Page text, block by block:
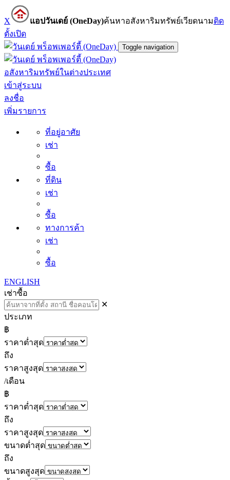
X แอปวันเดย์ (OneDay)ค้นหาอสังหาริมทรัพย์เวียดนามติด
ตั้งเปิด
Toggle navigation
อสังหาริมทรัพย์ในต่างประเทศ
เข้าสู่ระบบ
ลงชื่อ
เพิ่มรายการ
ที่อยู่อาศัย
เช่า
ซื้อ
ที่ดิน
เช่า
ซื้อ
ทางการค้า
เช่า
ซื้อ
ENGLISH
เช่าซื้อ
✕
ประเภท
฿
ราคาต่ำสุด
ถึง
ราคาสูงสุด
/เดือน
฿
ราคาต่ำสุด
ถึง
ราคาสูงสุด
ขนาดต่ำสุด
ถึง
ขนาดสูงสุด